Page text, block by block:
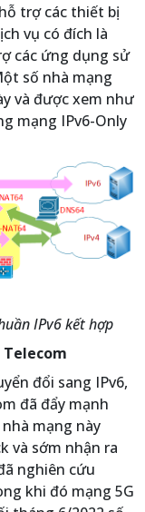
trợ các thiết bị
vụ có đích là
các ứng dụng sử
số nhà mạng
và được xem như
mạng IPv6-Only
IPv6 kết hợp
đổi sang IPv6,
đã đẩy mạnh
mạng này
và sớm nhận ra
nghiên cứu
khi đó mạng 5G